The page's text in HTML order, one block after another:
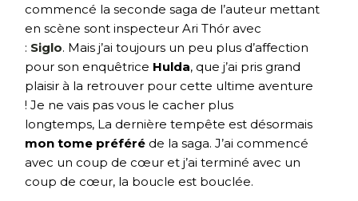
commencé la seconde saga de l’auteur mettant
en scène sont inspecteur Ari Thór avec
: Siglo. Mais j’ai toujours un peu plus d’affection
pour son enquêtrice Hulda, que j’ai pris grand
plaisir à la retrouver pour cette ultime aventure
! Je ne vais pas vous le cacher plus
longtemps, La dernière tempête est désormais
mon tome préféré de la saga. J’ai commencé
avec un coup de cœur et j’ai terminé avec un
coup de cœur, la boucle est bouclée.